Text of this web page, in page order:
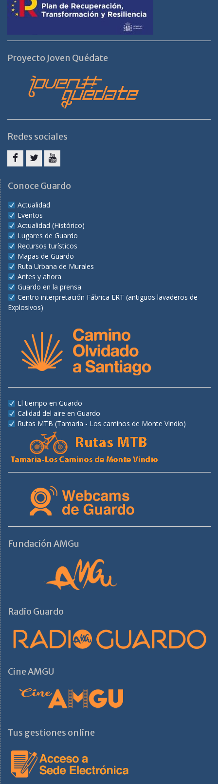
Proyecto Joven Quédate
Redes sociales
Conoce Guardo
Actualidad
Eventos
Actualidad (Histórico)
Lugares de Guardo
Recursos turísticos
Mapas de Guardo
Ruta Urbana de Murales
Antes y ahora
Guardo en la prensa
Centro interpretación Fábrica ERT (antiguos lavaderos de
Explosivos)
El tiempo en Guardo
Calidad del aire en Guardo
Rutas MTB (Tamaria - Los caminos de Monte Vindio)
Fundación AMGu
Radio Guardo
Cine AMGU
Tus gestiones online